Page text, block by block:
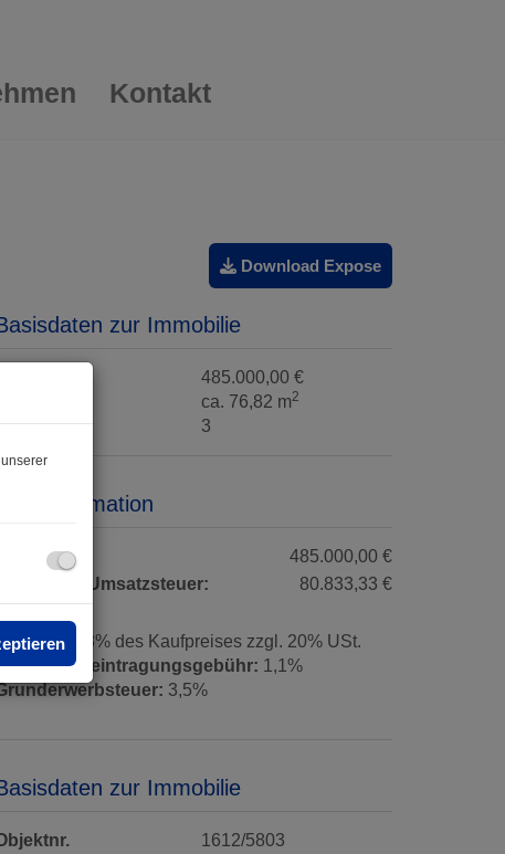
Kontakt
Download Expose
zur Immobilie
485.000,00 €
ca. 76,82 m2
3
Preisinformation
Kaufpreis:
485.000,00 €
enthaltene Umsatzsteuer:
80.833,33 €
3% des Kaufpreises zzgl. 20% USt.
1,1%
3,5%
zur Immobilie
1612/5803